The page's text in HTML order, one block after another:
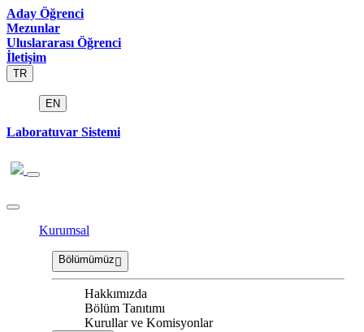
Aday Öğrenci
Mezunlar
Uluslararası Öğrenci
İletişim
TR
EN
Laboratuvar Sistemi
Kurumsal
Bölümümüz
Hakkımızda
Bölüm Tanıtımı
Kurullar ve Komisyonlar